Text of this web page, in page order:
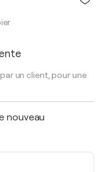
un client, pour une
nouveau